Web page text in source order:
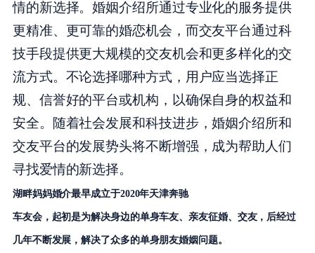
情的新选择。婚姻介绍所通过专业化的服务提供
更精准、更可靠的婚恋机会，而交友平台通过科
技手段提供更大规模的交友机会和更多样化的交
流方式。不论选择哪种方式，用户应当选择正
规、信誉好的平台或机构，以确保自身的权益和
安全。随着社会发展和科技进步，婚姻介绍所和
交友平台的发展势头将不断增强，成为帮助人们
寻找爱情的新选择。
湖畔妈妈婚介最早成立于2020年天津奔驰
车友会，起初是为解决身边的单身车友、亲友征婚、交友，后经过
几年不断发展，解决了众多的单身朋友婚姻问题。